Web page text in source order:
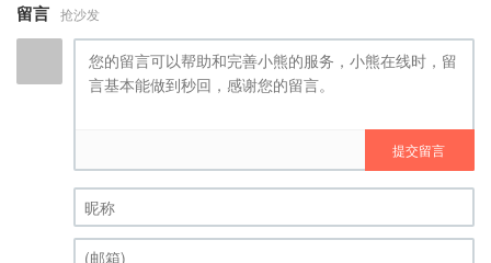
留言 抢沙发
提交留言
昵称 (必填)